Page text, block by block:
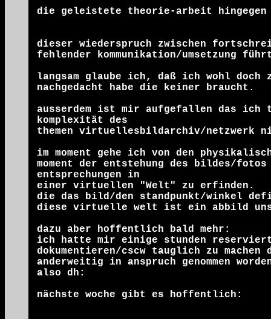
die geleistete theorie-arbeit
dieser wiederspruch zwischen
fehlender kommunikation/umsetzung
langsam glaube ich, daß ich wohl doch
nachgedacht habe die keiner braucht.
ausserdem ist mir aufgefallen das ich
komplexität des
themen virtuellesbildarchiv/netzwerk
im moment gehe ich von den
moment der entstehung des bildes/
entsprechungen in
einer virtuellen "Welt" zu erfinden.
die das bild/den standpunkt/winkel
diese virtuelle welt ist ein abbild
dazu aber hoffentlich bald mehr:
ich hatte mir einige stunden reserviert
dokumentieren/cscw tauglich zu
anderweitig in anspruch genommen
also dh:
nächste woche gibt es hoffentlich: